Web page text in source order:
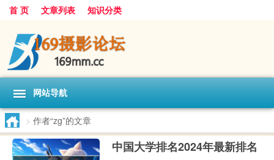
首 页 文章列表 知识分类
网站导航
> 作者“zg”的文章
中国大学排名2024年最新排名